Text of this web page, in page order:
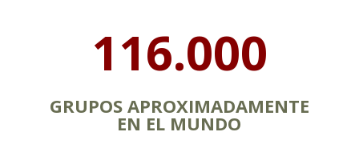
116.000
GRUPOS APROXIMADAMENTE
EN EL MUNDO